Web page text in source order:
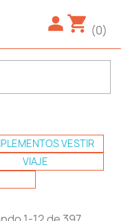
(0)
VESTIR
VIAJE